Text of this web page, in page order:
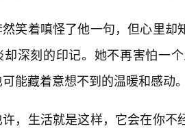
笑着嗔怪了他一句，但心里却
却深刻的印记。她不再害怕一
可能藏着意想不到的温暖和感动
，生活就是这样，它会在你不